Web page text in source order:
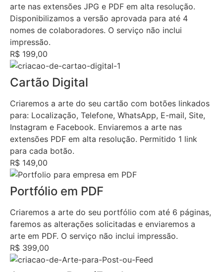
arte nas extensões JPG e PDF em alta resolução.
Disponibilizamos a versão aprovada para até 4
nomes de colaboradores. O serviço não inclui
impressão.
R$ 199,00
Cartão Digital
Criaremos a arte do seu cartão com botões linkados
para: Localização, Telefone, WhatsApp, E-mail, Site,
Instagram e Facebook. Enviaremos a arte nas
extensões PDF em alta resolução. Permitido 1 link
para cada botão.
R$ 149,00
Portfólio em PDF
Criaremos a arte do seu portfólio com até 6 páginas,
faremos as alterações solicitadas e enviaremos a
arte em PDF. O serviço não inclui impressão.
R$ 399,00